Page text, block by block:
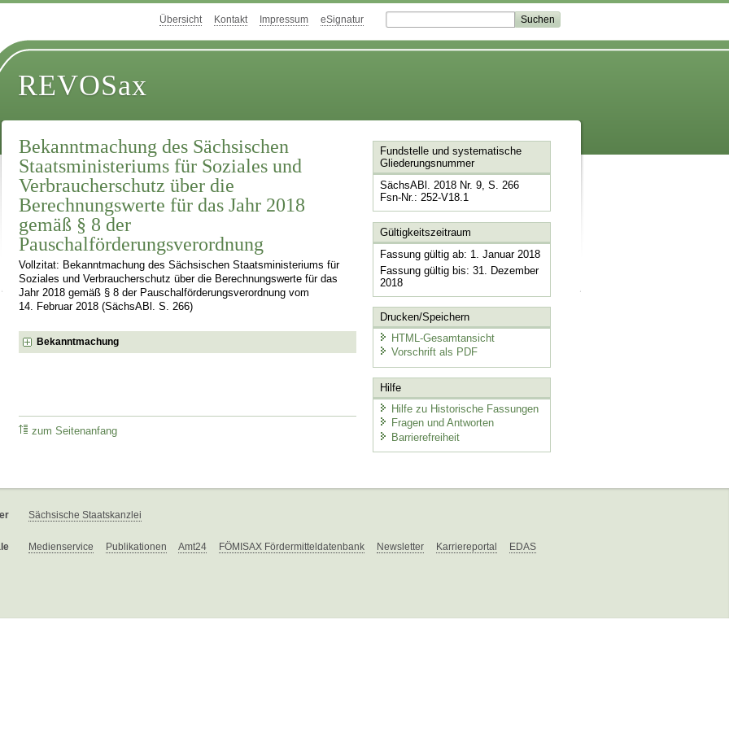
Übersicht Kontakt Impressum eSignatur
REVOSax
Bekanntmachung des Sächsischen
Staatsministeriums für Soziales und
Verbraucherschutz über die
Berechnungswerte für das Jahr 2018
gemäß § 8 der
Pauschalförderungsverordnung
Vollzitat: Bekanntmachung des Sächsischen Staatsministeriums für
Soziales und Verbraucherschutz über die Berechnungswerte für das
Jahr 2018 gemäß § 8 der Pauschalförderungsverordnung vom
14. Februar 2018 (SächsABl. S. 266)
Bekanntmachung
zum Seitenanfang
Fundstelle und systematische
Gliederungsnummer
SächsABl. 2018 Nr. 9, S. 266
Fsn-Nr.: 252-V18.1
Gültigkeitszeitraum
Fassung gültig ab: 1. Januar 2018
Fassung gültig bis: 31. Dezember
2018
Drucken/Speichern
HTML-Gesamtansicht
Vorschrift als PDF
Hilfe
Hilfe zu Historische Fassungen
Fragen und Antworten
Barrierefreiheit
Sächsische Staatskanzlei
Medienservice Publikationen Amt24 FÖMISAX Fördermitteldatenbank Newsletter Karriereportal EDAS